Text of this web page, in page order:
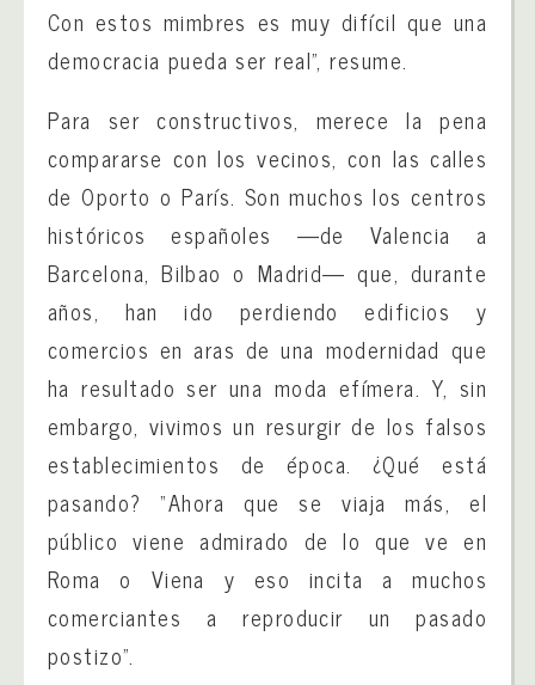
Con estos mimbres es muy difícil que una
democracia pueda ser real”, resume.
Para ser constructivos, merece la pena
compararse con los vecinos, con las calles
de Oporto o París. Son muchos los centros
históricos españoles —de Valencia a
Barcelona, Bilbao o Madrid— que, durante
años, han ido perdiendo edificios y
comercios en aras de una modernidad que
ha resultado ser una moda efímera. Y, sin
embargo, vivimos un resurgir de los falsos
establecimientos de época. ¿Qué está
pasando? “Ahora que se viaja más, el
público viene admirado de lo que ve en
Roma o Viena y eso incita a muchos
comerciantes a reproducir un pasado
postizo”.